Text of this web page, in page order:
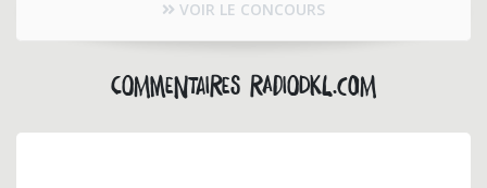
VOIR LE CONCOURS
Commentaires radiodkl.com